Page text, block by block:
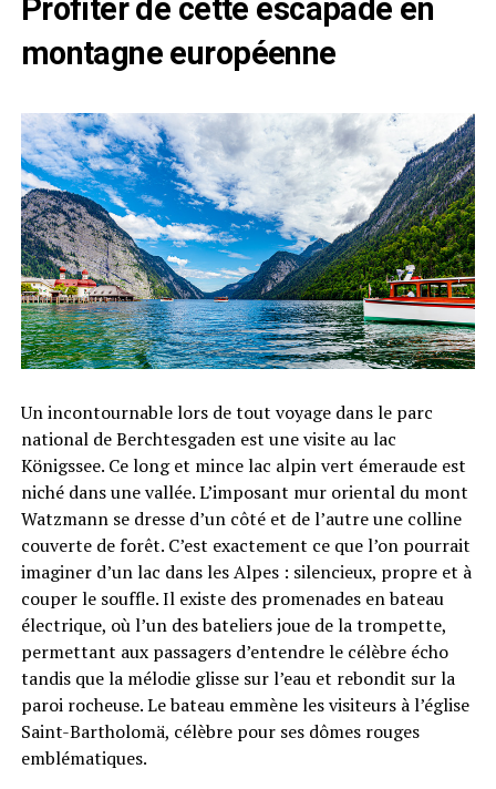
Profiter de cette escapade en
montagne européenne
Un incontournable lors de tout voyage dans le parc
national de Berchtesgaden est une visite au lac
Königssee. Ce long et mince lac alpin vert émeraude est
niché dans une vallée. L’imposant mur oriental du mont
Watzmann se dresse d’un côté et de l’autre une colline
couverte de forêt. C’est exactement ce que l’on pourrait
imaginer d’un lac dans les Alpes : silencieux, propre et à
couper le souffle. Il existe des promenades en bateau
électrique, où l’un des bateliers joue de la trompette,
permettant aux passagers d’entendre le célèbre écho
tandis que la mélodie glisse sur l’eau et rebondit sur la
paroi rocheuse. Le bateau emmène les visiteurs à l’église
Saint-Bartholomä, célèbre pour ses dômes rouges
emblématiques.